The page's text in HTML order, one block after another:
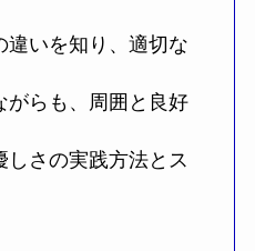
違いを知り、適切な
がらも、周囲と良好
しさの実践方法とス